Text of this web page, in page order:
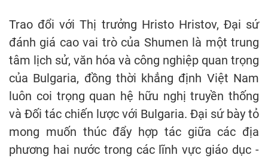
Trao đổi với Thị trưởng Hristo Hristov, Đại sứ
đánh giá cao vai trò của Shumen là một trung
tâm lịch sử, văn hóa và công nghiệp quan trọng
của Bulgaria, đồng thời khẳng định Việt Nam
luôn coi trọng quan hệ hữu nghị truyền thống
và Đối tác chiến lược với Bulgaria. Đại sứ bày tỏ
mong muốn thúc đẩy hợp tác giữa các địa
phương hai nước trong các lĩnh vực giáo dục -